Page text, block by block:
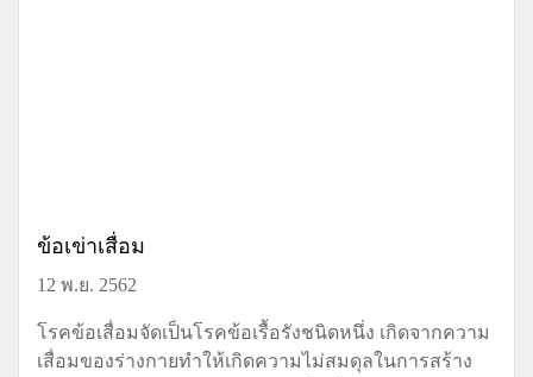
ข้อเข่าเสื่อม
12 พ.ย. 2562
โรคข้อเสื่อมจัดเป็นโรคข้อเรื้อรังชนิดหนึ่ง เกิดจากความ
เสื่อมของร่างกายทำให้เกิดความไม่สมดุลในการสร้าง